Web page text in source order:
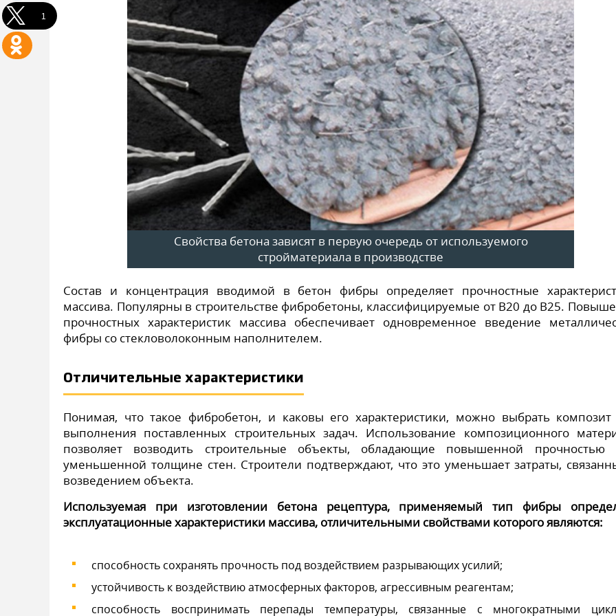
Свойства бетона зависят в первую очередь от используемого
стройматериала в производстве
Состав и концентрация вводимой в бетон фибры определяет прочностные
массива. Популярны в строительстве фибробетоны, классифицируемые от В20 до В25.
прочностных характеристик массива обеспечивает одновременное введение
фибры со стекловолоконным наполнителем.
Отличительные характеристики
Понимая, что такое фибробетон, и каковы его характеристики, можно выбрать композит
выполнения поставленных строительных задач. Использование композиционного
позволяет возводить строительные объекты, обладающие повышенной прочностью
уменьшенной толщине стен. Строители подтверждают, что это уменьшает затраты,
возведением объекта.
Используемая при изготовлении бетона рецептура, применяемый тип фибры
эксплуатационные характеристики массива, отличительными свойствами которого являются:
способность сохранять прочность под воздействием разрывающих усилий;
устойчивость к воздействию атмосферных факторов, агрессивным реагентам;
способность воспринимать перепады температуры, связанные с многократными
1